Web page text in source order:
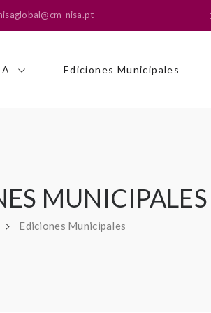
nisa.pt
Ediciones Municipales
MUNICIPALES
Ediciones Municipales